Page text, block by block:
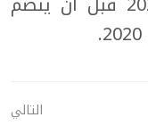
التالي